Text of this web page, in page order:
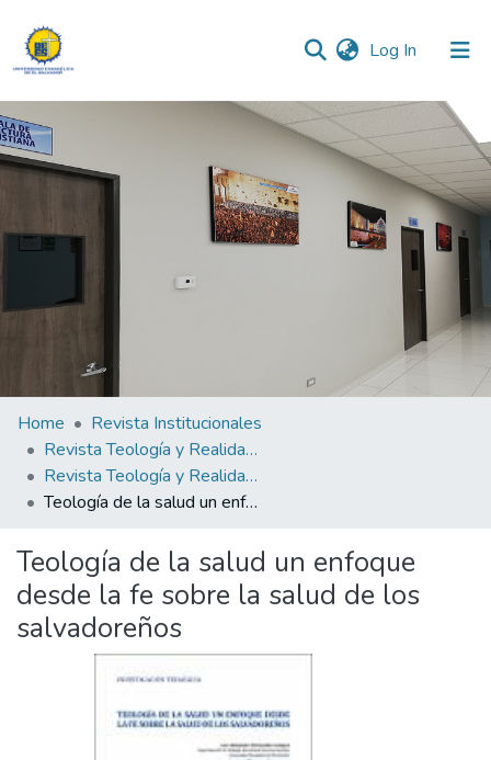
Log In (current)
Communities & Collections
All of DSpace
Home
Revista Institucionales
Revista Teología y Realidad "Fides Quaerens Intellectum" (La fe busca pensar)
Revista Teología y Realidad "Fides Quaerens Intellectum"(La fé buscar pensar) N°4
Teología de la salud un enfoque desde la fe sobre la salud de los salvadoreños
Teología de la salud un enfoque
desde la fe sobre la salud de los
salvadoreños